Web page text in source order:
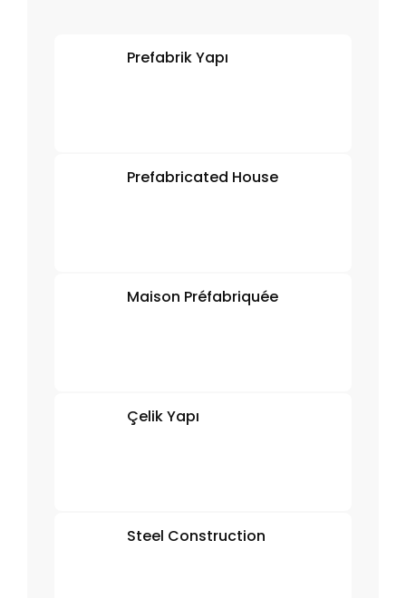
Prefabrik Yapı
Prefabricated House
Maison Préfabriquée
Çelik Yapı
Steel Construction